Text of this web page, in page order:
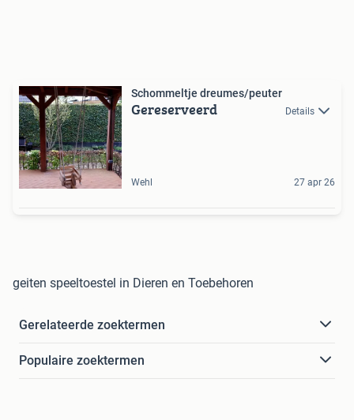
Schommeltje dreumes/peuter
Gereserveerd Details
Wehl 27 apr 26
geiten speeltoestel in Dieren en Toebehoren
Gerelateerde zoektermen
Populaire zoektermen